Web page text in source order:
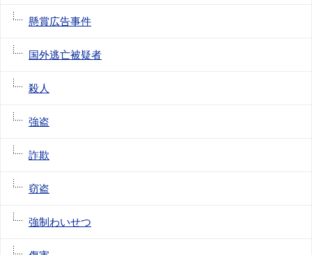
懸賞広告事件
国外逃亡被疑者
殺人
強盗
詐欺
窃盗
強制わいせつ